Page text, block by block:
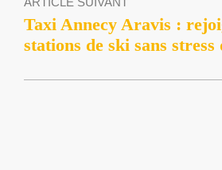
Taxi Annecy Aravis :
stations de ski sans stress